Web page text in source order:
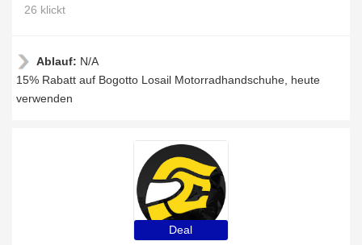
26 klickt
Ablauf: N/A
15% Rabatt auf Bogotto Losail Motorradhandschuhe, heute
verwenden
Deal